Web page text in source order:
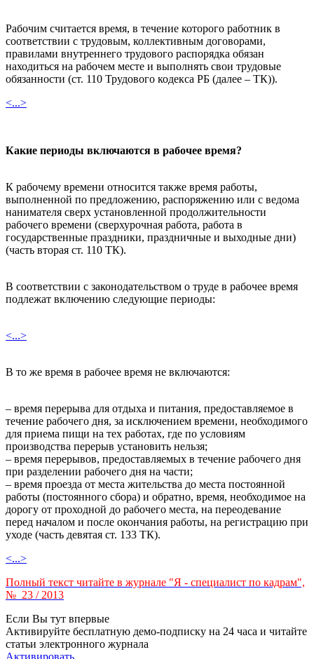
Рабочим считается время, в течение которого работник в
соответствии с трудовым, коллективным договорами,
правилами внутреннего трудового распорядка обязан
находиться на рабочем месте и выполнять свои трудовые
обязанности (ст. 110 Трудового кодекса РБ (далее – ТК)).
<...>
Какие периоды включаются в рабочее время?
К рабочему времени относится также время работы,
выполненной по предложению, распоряжению или с ведома
нанимателя сверх установленной продолжительности
рабочего времени (сверхурочная работа, работа в
государственные праздники, праздничные и выходные дни)
(часть вторая ст. 110 ТК).
В соответствии с законодательством о труде в рабочее время
подлежат включению следующие периоды:
<...>
В то же время в рабочее время не включаются:
– время перерыва для отдыха и питания, предоставляемое в
течение рабочего дня, за исключением времени, необходимого
для приема пищи на тех работах, где по условиям
производства перерыв установить нельзя;
– время перерывов, предоставляемых в течение рабочего дня
при разделении рабочего дня на части;
– время проезда от места жительства до места постоянной
работы (постоянного сбора) и обратно, время, необходимое на
дорогу от проходной до рабочего места, на переодевание
перед началом и после окончания работы, на регистрацию при
уходе (часть девятая ст. 133 ТК).
<...>
Полный текст читайте в журнале "Я - специалист по кадрам",
№ 23 / 2013
Если Вы тут впервые
Активируйте бесплатную демо-подписку на 24 часа и читайте
статьи электронного журнала
Активировать